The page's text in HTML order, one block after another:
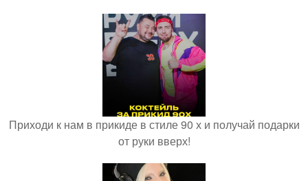
Приходи к нам в прикиде в стиле 90 х и получай подарки
от руки вверх!